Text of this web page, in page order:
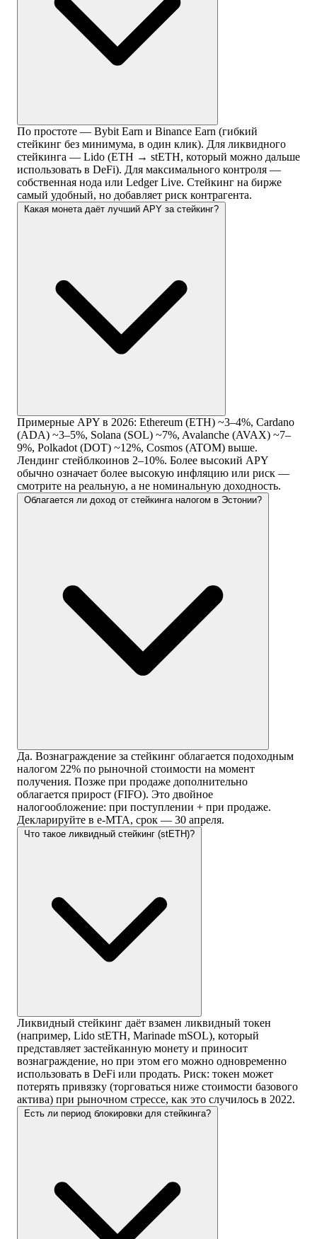
По простоте — Bybit Earn и Binance Earn (гибкий
стейкинг без минимума, в один клик). Для ликвидного
стейкинга — Lido (ETH → stETH, который можно дальше
использовать в DeFi). Для максимального контроля —
собственная нода или Ledger Live. Стейкинг на бирже
самый удобный, но добавляет риск контрагента.
Какая монета даёт лучший APY за стейкинг?
Примерные APY в 2026: Ethereum (ETH) ~3–4%, Cardano
(ADA) ~3–5%, Solana (SOL) ~7%, Avalanche (AVAX) ~7–
9%, Polkadot (DOT) ~12%, Cosmos (ATOM) выше.
Лендинг стейблкоинов 2–10%. Более высокий APY
обычно означает более высокую инфляцию или риск —
смотрите на реальную, а не номинальную доходность.
Облагается ли доход от стейкинга налогом в Эстонии?
Да. Вознаграждение за стейкинг облагается подоходным
налогом 22% по рыночной стоимости на момент
получения. Позже при продаже дополнительно
облагается прирост (FIFO). Это двойное
налогообложение: при поступлении + при продаже.
Декларируйте в e-MTA, срок — 30 апреля.
Что такое ликвидный стейкинг (stETH)?
Ликвидный стейкинг даёт взамен ликвидный токен
(например, Lido stETH, Marinade mSOL), который
представляет застейканную монету и приносит
вознаграждение, но при этом его можно одновременно
использовать в DeFi или продать. Риск: токен может
потерять привязку (торговаться ниже стоимости базового
актива) при рыночном стрессе, как это случилось в 2022.
Есть ли период блокировки для стейкинга?